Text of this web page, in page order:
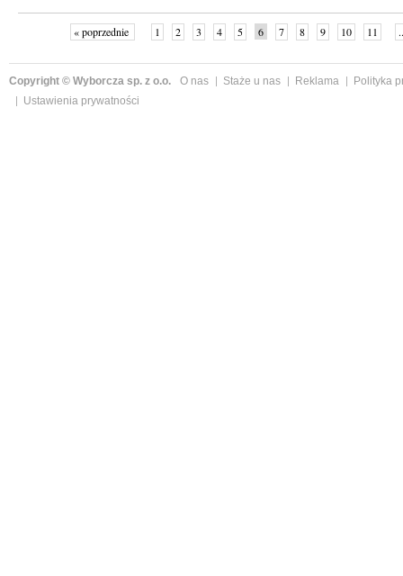
« poprzednie 1 2 3 4 5 6 7 8 9 10 11
Copyright © Wyborcza sp. z o.o. O nas Staże u nas Reklama
Polityka
Ustawienia prywatności